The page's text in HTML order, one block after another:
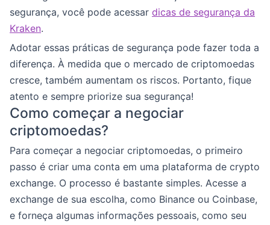
segurança, você pode acessar dicas de segurança da
Kraken.
Adotar essas práticas de segurança pode fazer toda a
diferença. À medida que o mercado de criptomoedas
cresce, também aumentam os riscos. Portanto, fique
atento e sempre priorize sua segurança!
Como começar a negociar
criptomoedas?
Para começar a negociar criptomoedas, o primeiro
passo é criar uma conta em uma plataforma de crypto
exchange. O processo é bastante simples. Acesse a
exchange de sua escolha, como Binance ou Coinbase,
e forneça algumas informações pessoais, como seu